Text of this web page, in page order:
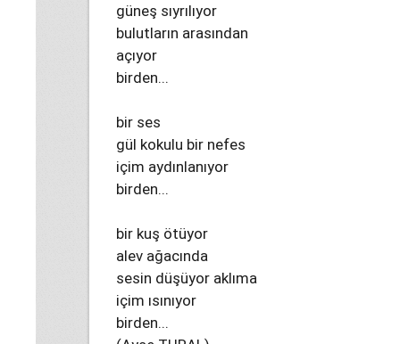
güneş sıyrılıyor
bulutların arasından
açıyor
birden...
bir ses
gül kokulu bir nefes
içim aydınlanıyor
birden...
bir kuş ötüyor
alev ağacında
sesin düşüyor aklıma
içim ısınıyor
birden...